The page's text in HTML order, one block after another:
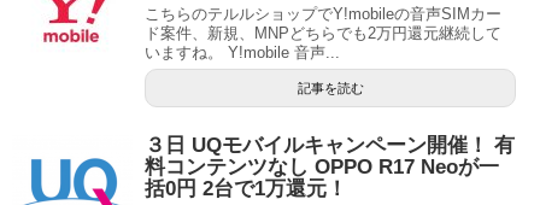
こちらのテルルショップでY!mobileの音声SIMカー
ド案件、新規、MNPどちらでも2万円還元継続して
いますね。 Y!mobile 音声...
記事を読む
３日 UQモバイルキャンペーン開催！ 有
料コンテンツなし OPPO R17 Neoが一
括0円 2台で1万還元！